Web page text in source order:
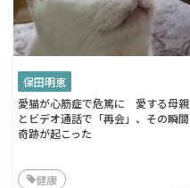
保田明恵
愛猫が心筋症で危篤に 愛する母親
とビデオ通話で「再会」、その瞬間
奇跡が起こった
健康